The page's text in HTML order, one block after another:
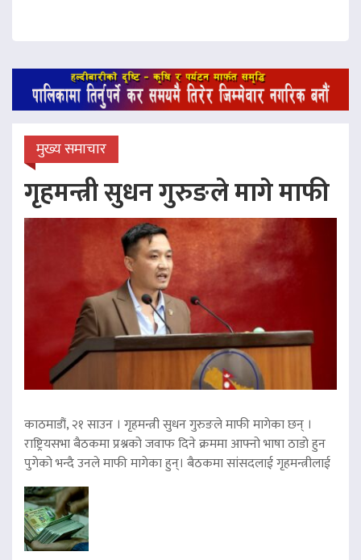
मुख्य समाचार
गृहमन्त्री सुधन गुरुङले मागे माफी
काठमाडौं, २१ साउन । गृहमन्त्री सुधन गुरुङले माफी मागेका छन् ।
राष्ट्रियसभा बैठकमा प्रश्नको जवाफ दिने क्रममा आफ्नो भाषा ठाडो हुन
पुगेको भन्दै उनले माफी मागेका हुन्। बैठकमा सांसदलाई गृहमन्त्रीलाई